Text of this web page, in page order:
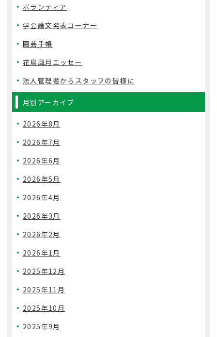
ボランティア
学会論文発表コーナー
園芸手帳
花鳥風月エッセー
法人管理者からスタッフの皆様に
月別アーカイブ
2026年8月
2026年7月
2026年6月
2026年5月
2026年4月
2026年3月
2026年2月
2026年1月
2025年12月
2025年11月
2025年10月
2025年9月